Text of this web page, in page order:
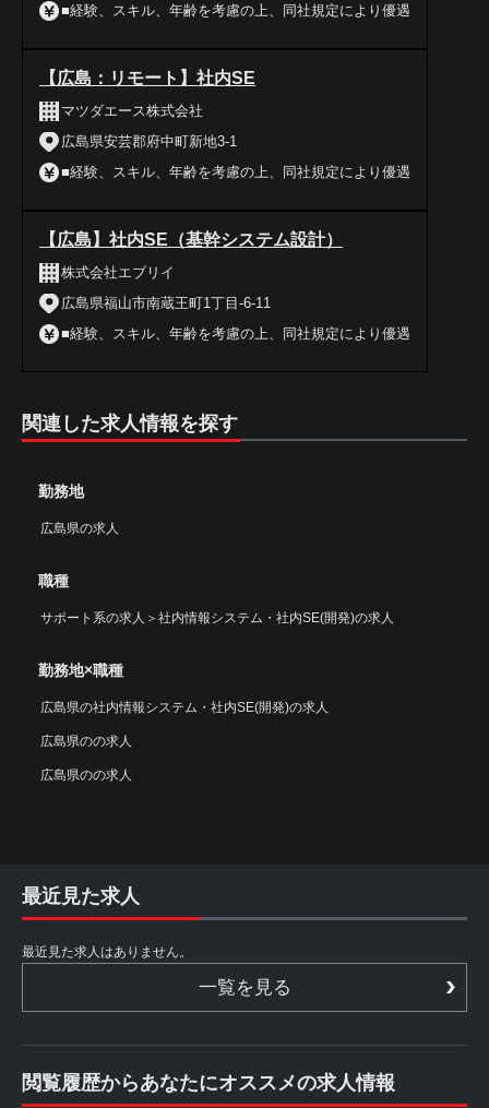
■経験、スキル、年齢を考慮の上、同社規定により優遇
【広島：リモート】社内SE
マツダエース株式会社
広島県安芸郡府中町新地3-1
■経験、スキル、年齢を考慮の上、同社規定により優遇
【広島】社内SE（基幹システム設計）
株式会社エブリイ
広島県福山市南蔵王町1丁目-6-11
■経験、スキル、年齢を考慮の上、同社規定により優遇
関連した求人情報を探す
勤務地
広島県の求人
職種
サポート系の求人 ＞ 社内情報システム・社内SE(開発)の求人
勤務地×職種
広島県の社内情報システム・社内SE(開発)の求人
広島県のの求人
広島県のの求人
最近見た求人
最近見た求人はありません。
一覧を見る
閲覧履歴からあなたにオススメの求人情報